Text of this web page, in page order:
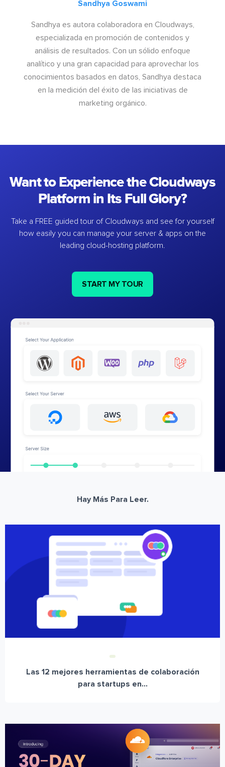
Sandhya Goswami
Sandhya es autora colaboradora en Cloudways,
especializada en promoción de contenidos y
análisis de resultados. Con un sólido enfoque
analítico y una gran capacidad para aprovechar los
conocimientos basados en datos, Sandhya destaca
en la medición del éxito de las iniciativas de
marketing orgánico.
Want to Experience the Cloudways
Platform in Its Full Glory?
Take a FREE guided tour of Cloudways and see for yourself
how easily you can manage your server & apps on the
leading cloud-hosting platform.
START MY TOUR
Hay Más Para Leer.
Las 12 mejores herramientas de colaboración
para startups en...